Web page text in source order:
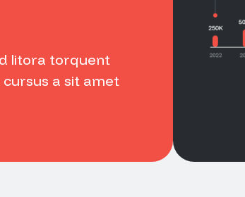
litora torquent
a sit amet